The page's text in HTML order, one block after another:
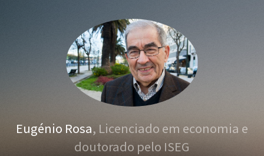
Eugénio Rosa, Licenciado em economia e
doutorado pelo ISEG